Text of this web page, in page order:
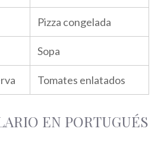
Pizza congelada
Sopa
Tomates enlatados
EN PORTUGUÉS